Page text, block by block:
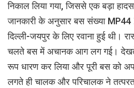
निकाल लिया गया, जिससे एक बड़ा
जानकारी के अनुसार बस संख्या
दिल्ली-जयपुर के लिए रवाना हुई थी।
चलते बस में अचानक आग लग गई।
रूप धारण कर लिया और पूरी बस को
लगते ही चालक और परिचालक ने